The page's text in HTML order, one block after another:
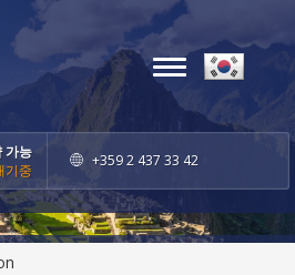
가능
기중
+359 2 437 33 42
Toggle
navigation